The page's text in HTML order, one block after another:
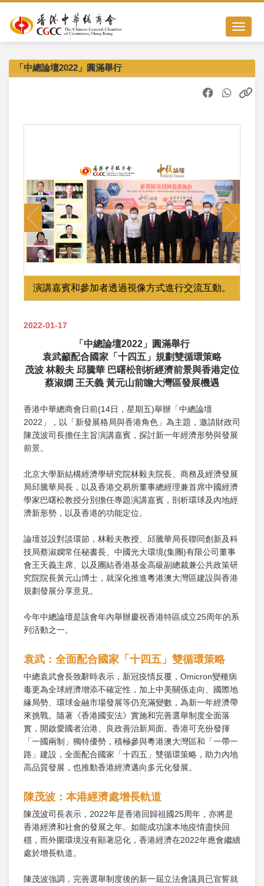
Toggle
「中總論壇2022」圓滿舉行
演講嘉賓和參加者透過視像方式進行交流互動。
Previous Next
2022-01-17
「中總論壇2022」圓滿舉行
袁武籲配合國家「十四五」規劃雙循環策略
茂波 林毅夫 邱騰華 巴曙松剖析經濟前景與香港定位
蔡淑嫻 王天義 黃元山前瞻大灣區發展機遇
香港中華總商會日前(14日，星期五)舉辦「中總論壇
2022」，以「新發展格局與香港角色」為主題，邀請財政司
陳茂波司長擔任主旨演講嘉賓，探討新一年經濟形勢與發展
前景。
北京大學新結構經濟學研究院林毅夫院長、商務及經濟發展
局邱騰華局長，以及香港交易所董事總經理兼首席中國經濟
學家巴曙松教授分別擔任專題演講嘉賓，剖析環球及內地經
濟新形勢，以及香港的功能定位。
論壇並設對談環節，林毅夫教授、邱騰華局長聯同創新及科
技局蔡淑嫻常任秘書長、中國光大環境(集團)有限公司董事
會王天義主席、以及團結香港基金高級副總裁兼公共政策研
究院院長黃元山博士，就深化推進粵港澳大灣區建設與香港
規劃發展分享意見。
今年中總論壇是該會年內舉辦慶祝香港特區成立25周年的系
列活動之一。
袁武：全面配合國家「十四五」雙循環策略
中總袁武會長致辭時表示，新冠疫情反覆，Omicron變種病
毒更為全球經濟增添不確定性，加上中美關係走向、國際地
緣局勢、環球金融市場發展等仍充滿變數，為新一年經濟帶
來挑戰。隨著《香港國安法》實施和完善選舉制度全面落
實，開啟愛國者治港、良政善治新局面。香港可充份發揮
「一國兩制」獨特優勢，積極參與粵港澳大灣區和「一帶一
路」建設，全面配合國家「十四五」雙循環策略，助力內地
高品質發展，也推動香港經濟邁向多元化發展。
陳茂波：本港經濟處增長軌道
陳茂波司長表示，2022年是香港回歸祖國25周年，亦將是
香港經濟和社會的發展之年。如能成功讓本地疫情盡快回
穩，而外圍環境沒有顯著惡化，香港經濟在2022年應會繼續
處於增長軌道。
陳茂波強調，完善選舉制度後的新一屆立法會議員已宣誓就